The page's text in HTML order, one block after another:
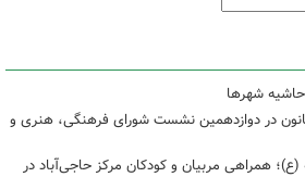
شهرها
در دوازدهمین نشست شورای فرهنگی، هنری و
(ع)؛ همراهی مربیان و کودکان مرکز حاجی‌آباد در